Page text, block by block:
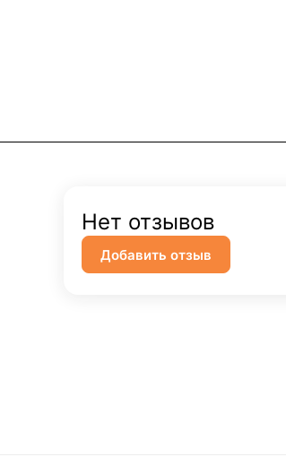
Нет отзывов
Добавить отзыв